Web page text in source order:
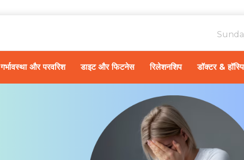
गर्भावस्था और परवरिश डाइट और फिटनेस रिलेशनशिप डॉक्टर &